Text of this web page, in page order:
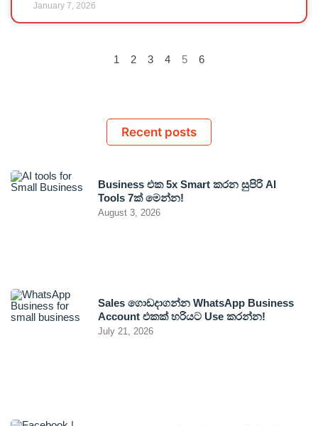
January 7, 2026
1 2 3 4 5 6
Recent posts
Business එක 5x Smart කරන සුපිරි AI
Tools 7ක් මෙන්න!
August 3, 2026
Sales ගොඩදාගන්න WhatsApp Business
Account එකක් හරියට Use කරන්න!
July 21, 2026